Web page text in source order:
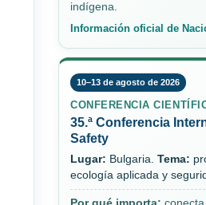
indígena.
Información oficial de
10–13 de agosto de 2026
CONFERENCIA
35.ª Conferencia
Safety
Lugar: Bulgaria. Tema:
ecología aplicada y